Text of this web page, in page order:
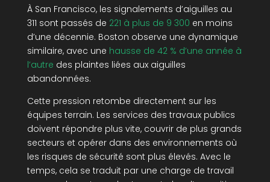
À San Francisco, les signalements d’aiguilles au
311 sont passés de 221 à plus de 9 300 en moins
d’une décennie. Boston observe une dynamique
similaire, avec une hausse de 42 % d’une année à
l’autre des plaintes liées aux aiguilles
abandonnées.
Cette pression retombe directement sur les
équipes terrain. Les services des travaux publics
doivent répondre plus vite, couvrir de plus grands
secteurs et opérer dans des environnements où
les risques de sécurité sont plus élevés. Avec le
temps, cela se traduit par une charge de travail